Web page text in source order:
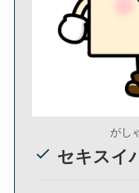
がし
セキスイ